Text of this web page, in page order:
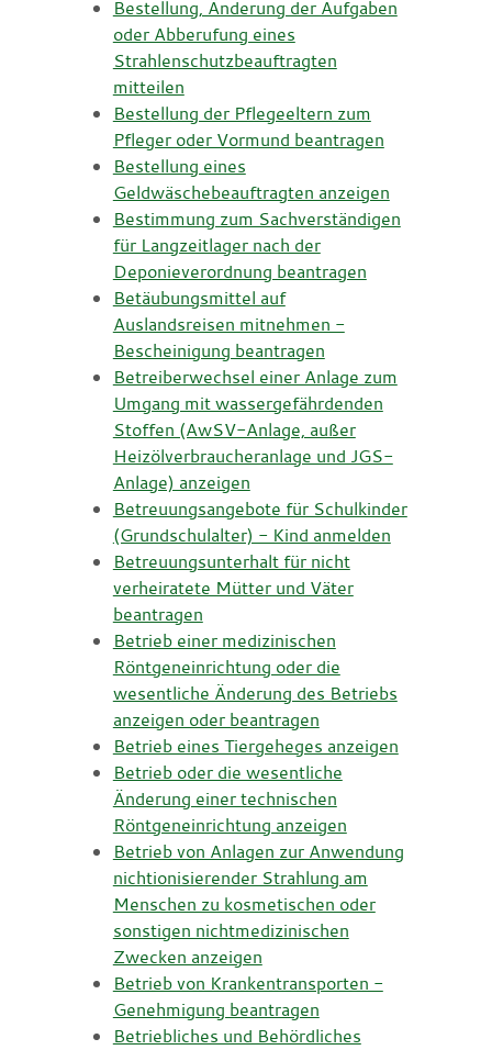
Bestellung, Änderung der Aufgaben
oder Abberufung eines
Strahlenschutzbeauftragten
mitteilen
Bestellung der Pflegeeltern zum
Pfleger oder Vormund beantragen
Bestellung eines
Geldwäschebeauftragten anzeigen
Bestimmung zum Sachverständigen
für Langzeitlager nach der
Deponieverordnung beantragen
Betäubungsmittel auf
Auslandsreisen mitnehmen -
Bescheinigung beantragen
Betreiberwechsel einer Anlage zum
Umgang mit wassergefährdenden
Stoffen (AwSV-Anlage, außer
Heizölverbraucheranlage und JGS-
Anlage) anzeigen
Betreuungsangebote für Schulkinder
(Grundschulalter) - Kind anmelden
Betreuungsunterhalt für nicht
verheiratete Mütter und Väter
beantragen
Betrieb einer medizinischen
Röntgeneinrichtung oder die
wesentliche Änderung des Betriebs
anzeigen oder beantragen
Betrieb eines Tiergeheges anzeigen
Betrieb oder die wesentliche
Änderung einer technischen
Röntgeneinrichtung anzeigen
Betrieb von Anlagen zur Anwendung
nichtionisierender Strahlung am
Menschen zu kosmetischen oder
sonstigen nichtmedizinischen
Zwecken anzeigen
Betrieb von Krankentransporten -
Genehmigung beantragen
Betriebliches und Behördliches